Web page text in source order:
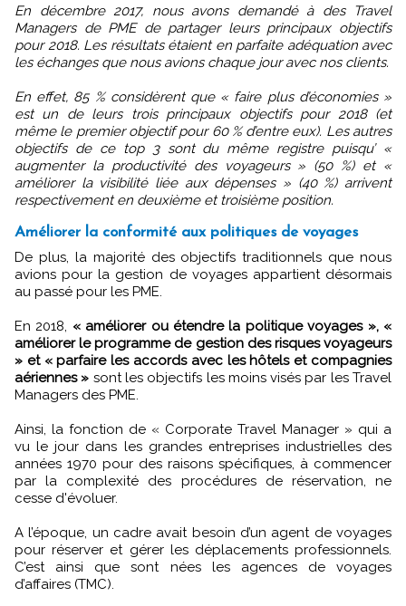
En décembre 2017, nous avons demandé à des Travel
Managers de PME de partager leurs principaux objectifs
pour 2018. Les résultats étaient en parfaite adéquation avec
les échanges que nous avions chaque jour avec nos clients.
En effet, 85 % considèrent que « faire plus d’économies »
est un de leurs trois principaux objectifs pour 2018 (et
même le premier objectif pour 60 % d’entre eux). Les autres
objectifs de ce top 3 sont du même registre puisqu’ «
augmenter la productivité des voyageurs » (50 %) et «
améliorer la visibilité liée aux dépenses » (40 %) arrivent
respectivement en deuxième et troisième position.
Améliorer la conformité aux politiques de voyages
De plus, la majorité des objectifs traditionnels que nous
avions pour la gestion de voyages appartient désormais
au passé pour les PME.
En 2018, « améliorer ou étendre la politique voyages », «
améliorer le programme de gestion des risques voyageurs
» et « parfaire les accords avec les hôtels et compagnies
aériennes » sont les objectifs les moins visés par les Travel
Managers des PME.
Ainsi, la fonction de « Corporate Travel Manager » qui a
vu le jour dans les grandes entreprises industrielles des
années 1970 pour des raisons spécifiques, à commencer
par la complexité des procédures de réservation, ne
cesse d'évoluer.
A l’époque, un cadre avait besoin d’un agent de voyages
pour réserver et gérer les déplacements professionnels.
C’est ainsi que sont nées les agences de voyages
d’affaires (TMC).